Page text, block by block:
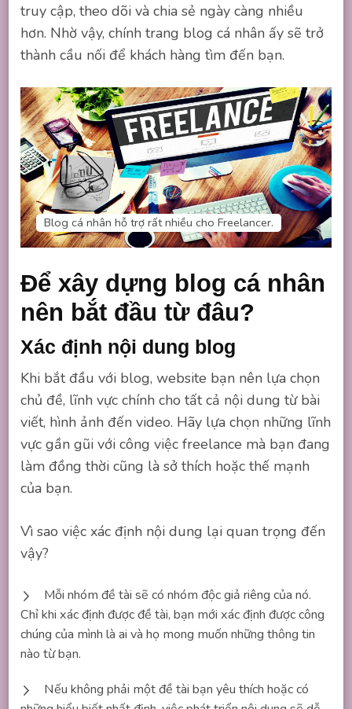
truy cập, theo dõi và chia sẻ ngày càng nhiều
hơn. Nhờ vậy, chính trang blog cá nhân ấy sẽ trở
thành cầu nối để khách hàng tìm đến bạn.
Blog cá nhân hỗ trợ rất nhiều cho Freelancer.
Để xây dựng blog cá nhân
nên bắt đầu từ đâu?
Xác định nội dung blog
Khi bắt đầu với blog, website bạn nên lựa chọn
chủ đề, lĩnh vực chính cho tất cả nội dung từ bài
viết, hình ảnh đến video. Hãy lựa chọn những lĩnh
vực gần gũi với công việc freelance mà bạn đang
làm đồng thời cũng là sở thích hoặc thế mạnh
của bạn.
Vì sao việc xác định nội dung lại quan trọng đến
vậy?
Mỗi nhóm đề tài sẽ có nhóm độc giả riêng của nó.
Chỉ khi xác định được đề tài, bạn mới xác định được công
chúng của mình là ai và họ mong muốn những thông tin
nào từ bạn.
Nếu không phải một đề tài bạn yêu thích hoặc có